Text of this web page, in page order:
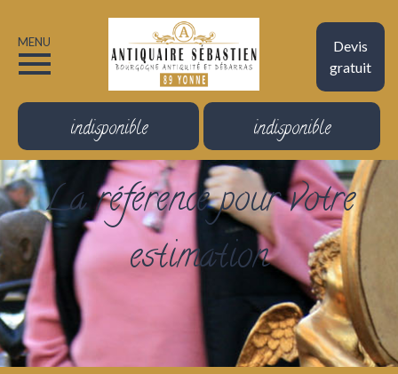
Devis
gratuit
MENU
indisponible indisponible
La référence pour votre
estimation